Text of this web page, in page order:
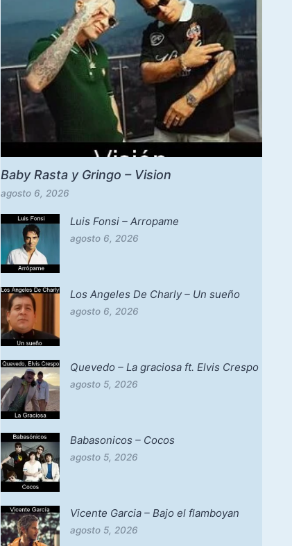
Baby Rasta y Gringo – Vision
agosto 6, 2026
Luis Fonsi – Arropame
agosto 6, 2026
Los Angeles De Charly – Un sueño
agosto 6, 2026
Quevedo – La graciosa ft. Elvis Crespo
agosto 5, 2026
Babasonicos – Cocos
agosto 5, 2026
Vicente Garcia – Bajo el flamboyan
agosto 5, 2026